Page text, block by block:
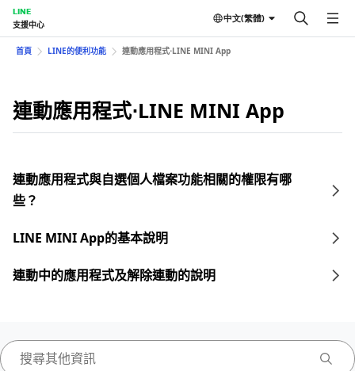
LINE
支援中心
中文(繁體)
首頁 LINE的便利功能 連動應用程式⋅LINE MINI App
連動應用程式⋅LINE MINI App
連動應用程式與自選個人檔案功能相關的權限有哪
些？
LINE MINI App的基本說明
連動中的應用程式及解除連動的說明